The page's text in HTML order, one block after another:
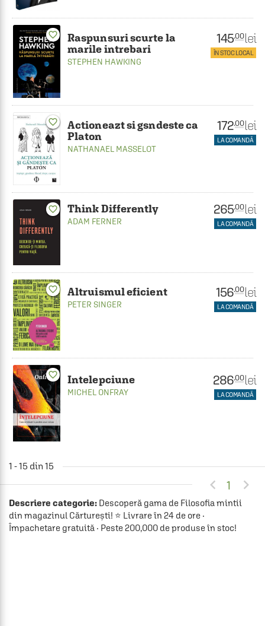
favorite_border
Raspunsuri scurte la
marile intrebari
STEPHEN HAWKING
145.00 lei
ÎN STOC LOCAL
favorite_border
Actioneazt si gsndeste ca
Platon
NATHANAEL MASSELOT
172.00 lei
LA COMANDĂ
favorite_border Think Differently
ADAM FERNER
265.00 lei
LA COMANDĂ
favorite_border Altruismul eficient
PETER SINGER
156.00 lei
LA COMANDĂ
favorite_border Intelepciune
MICHEL ONFRAY
286.00 lei
LA COMANDĂ
1 - 15 din 15
 1 
Descriere categorie: Descoperă gama de Filosofia mintii
din magazinul Cărturești! ⭐ Livrare în 24 de ore ·
Împachetare gratuită · Peste 200,000 de produse în stoc!